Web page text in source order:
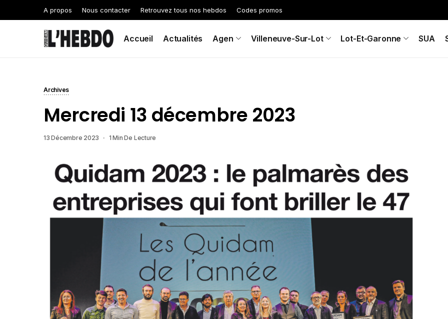
A propos Nous contacter Retrouvez tous nos hebdos Codes promos
Accueil Actualités Agen Villeneuve-Sur-Lot Lot-Et-Garonne SUA
Archives
Mercredi 13 décembre 2023
13 Décembre 2023 1 Min De Lecture